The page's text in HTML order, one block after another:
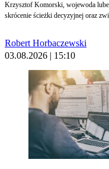
Krzysztof Komorski, wojewoda
skrócenie ścieżki decyzyjnej oraz
Robert Horbaczewski
03.08.2026 | 15:10